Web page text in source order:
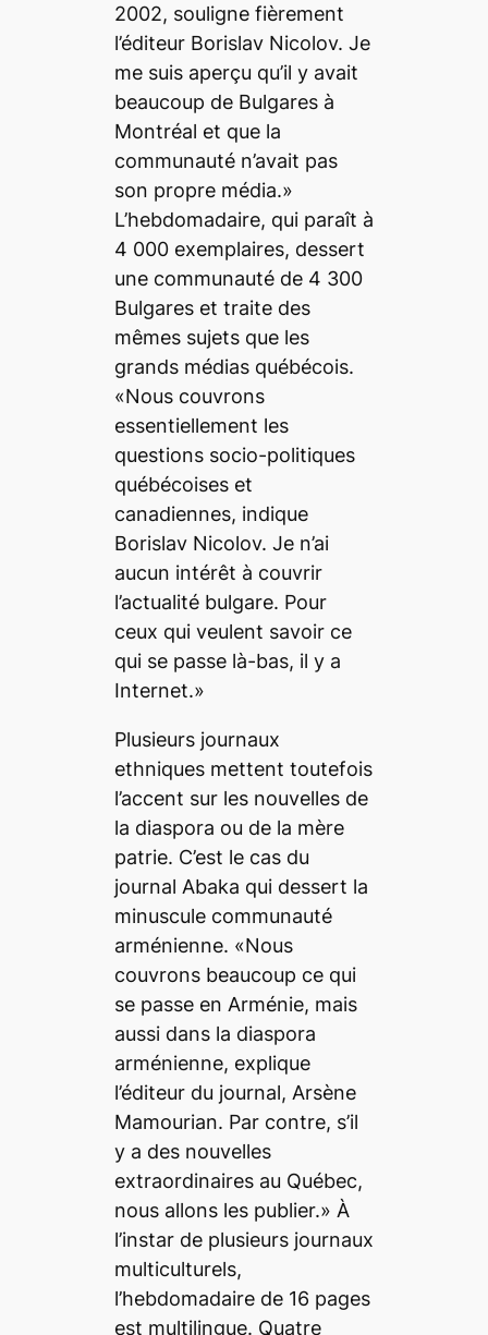
2002, souligne fièrement
l’éditeur Borislav Nicolov. Je
me suis aperçu qu’il y avait
beaucoup de Bulgares à
Montréal et que la
communauté n’avait pas
son propre média.»
L’hebdomadaire, qui paraît à
4 000 exemplaires, dessert
une communauté de 4 300
Bulgares et traite des
mêmes sujets que les
grands médias québécois.
«Nous couvrons
essentiellement les
questions socio-politiques
québécoises et
canadiennes, indique
Borislav Nicolov. Je n’ai
aucun intérêt à couvrir
l’actualité bulgare. Pour
ceux qui veulent savoir ce
qui se passe là-bas, il y a
Internet.»
Plusieurs journaux
ethniques mettent toutefois
l’accent sur les nouvelles de
la diaspora ou de la mère
patrie. C’est le cas du
journal Abaka qui dessert la
minuscule communauté
arménienne. «Nous
couvrons beaucoup ce qui
se passe en Arménie, mais
aussi dans la diaspora
arménienne, explique
l’éditeur du journal, Arsène
Mamourian. Par contre, s’il
y a des nouvelles
extraordinaires au Québec,
nous allons les publier.» À
l’instar de plusieurs journaux
multiculturels,
l’hebdomadaire de 16 pages
est multilingue. Quatre